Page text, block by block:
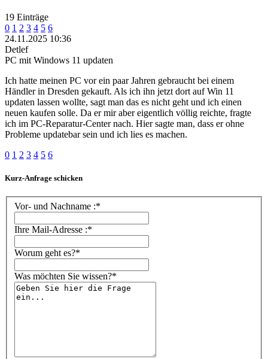
19 Einträge
0 1 2 3 4 5 6
24.11.2025 10:36
Detlef
PC mit Windows 11 updaten
Ich hatte meinen PC vor ein paar Jahren gebraucht bei einem
Händler in Dresden gekauft. Als ich ihn jetzt dort auf Win 11
updaten lassen wollte, sagt man das es nicht geht und ich einen
neuen kaufen solle. Da er mir aber eigentlich völlig reichte, fragte
ich im PC-Reparatur-Center nach. Hier sagte man, dass er ohne
Probleme updatebar sein und ich lies es machen.
0 1 2 3 4 5 6
Kurz-Anfrage schicken
Vor- und Nachname :*
Ihre Mail-Adresse :*
Worum geht es?*
Was möchten Sie wissen?*